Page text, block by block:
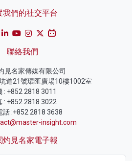
我們的社交平台
聯絡我們
見名家傳媒有限公司
道21號環匯廣場10樓1002室
: +852 2818 3011
: +852 2818 3022
話 :+852 2818 3638
insight.com
灼見名家電子報